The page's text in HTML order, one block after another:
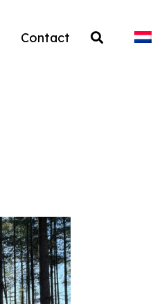
Contact